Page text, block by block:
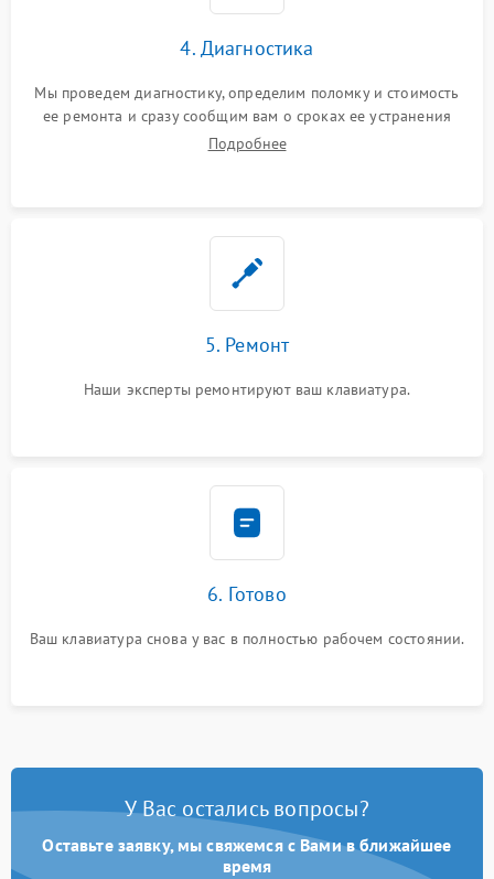
4. Диагностика
Мы проведем диагностику, определим поломку и стоимость
ее ремонта и сразу сообщим вам о сроках ее устранения
Подробнее
5. Ремонт
Наши эксперты ремонтируют ваш клавиатура.
6. Готово
Ваш клавиатура снова у вас в полностью рабочем состоянии.
У Вас остались вопросы?
Оставьте заявку, мы свяжемся с Вами в ближайшее
время